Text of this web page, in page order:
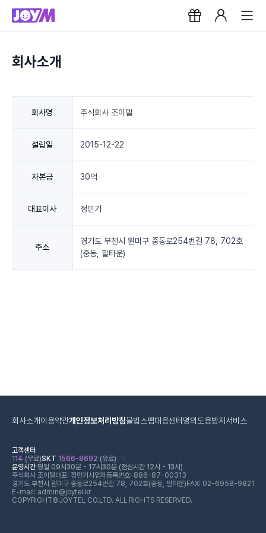
회사소개
회사명 주식회사 조이텔
설립일 2015-12-22
자본금 30억
대표이사 정민기
주소
경기도 부천시 원미구 중동로254번길 78, 702호
(중동, 필타운)
회사소개이용약관개인정보처리방침불법스팸대응센터 명의도용방지서비스
고객센터
114 (무료)SKT 1566-8692 (유료)
운영시간평일 09시30분 - 17시30분 (점심시간 12시 - 13시)
주식회사 조이텔대표: 정민기 사업자등록번호: 886-87-00313
경기도 부천시 원미구 중동로254번길 78, 702호(중동, 필타운) FAX: 02-6958-9821
E-mail: admin@joytel.kr
COPYRIGHT©JOYTEL CO.LTD. ALL RIGHTS RESERVED.